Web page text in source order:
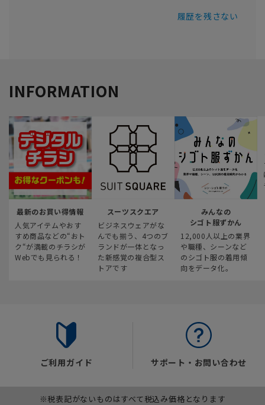
履歴を残さない
INFORMATION
最新のお買い得情報
人気アイテムやおす
すめ商品などの“おト
ク“が満載のチラシが
Webでも見られる！
スーツスクエア
ビジネスウェアがな
んでも揃う、4つのブ
ランドが一体となっ
た新感覚の複合型ス
トアです
みんなの
シゴト服ずかん
12,000人以上の業界
や職種、シーンなど
のシゴト服の着用傾
向をデータ化。
ご利用ガイド サポート・お問い合わせ
※税表記がないものはすべて税込み価格となります